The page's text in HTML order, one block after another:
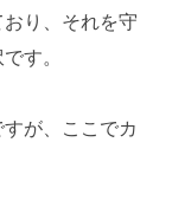
り、それを守
す。
が、ここでカ